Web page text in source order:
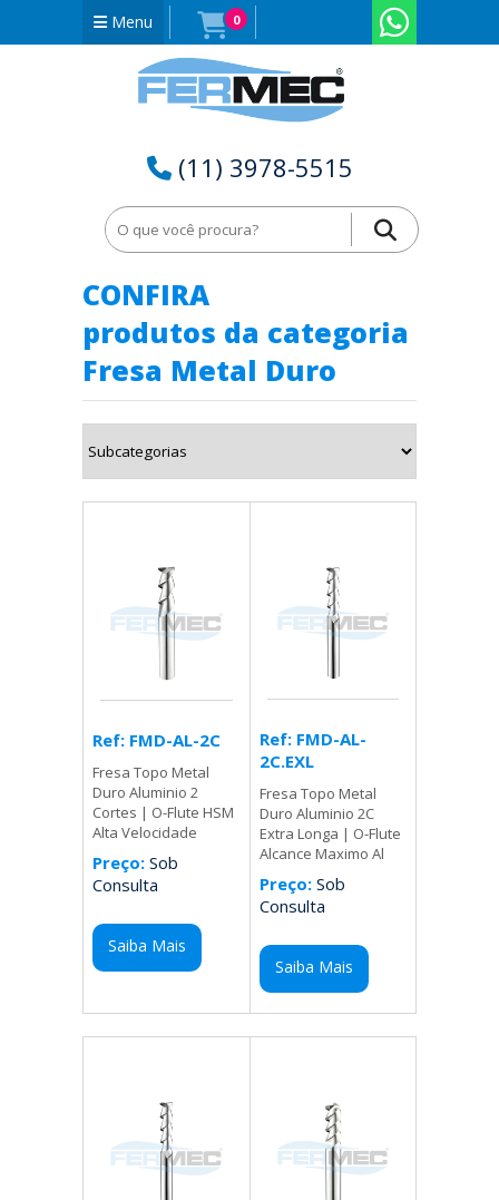
Menu 0
(11) 3978-5515
Fresa Metal Duro em São Paulo - SP
CONFIRA
produtos da categoria
Fresa Metal Duro
Ref: FMD-AL-2C
Fresa Topo Metal
Duro Aluminio 2
Cortes | O-Flute HSM
Alta Velocidade
Preço: Sob
Consulta
Saiba Mais
Ref: FMD-AL-
2C.EXL
Fresa Topo Metal
Duro Aluminio 2C
Extra Longa | O-Flute
Alcance Maximo Al
Preço:Sob
Consulta
Saiba Mais